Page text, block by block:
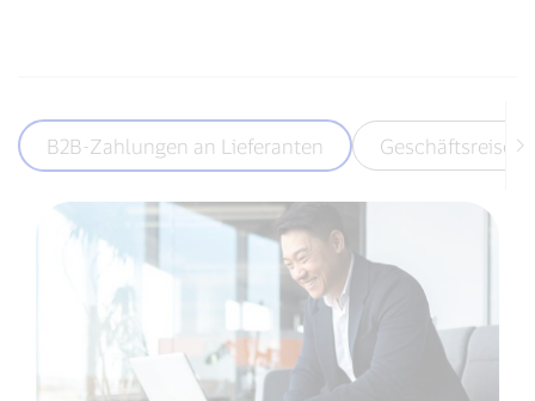
B2B-Zahlungen an Lieferanten Geschäftsreisen